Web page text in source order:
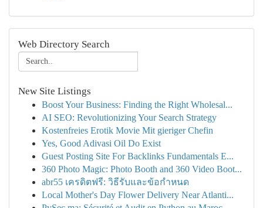
Web Directory Search
New Site Listings
Boost Your Business: Finding the Right Wholesal...
AI SEO: Revolutionizing Your Search Strategy
Kostenfreies Erotik Movie Mit gieriger Chefin
Yes, Good Adivasi Oil Do Exist
Guest Posting Site For Backlinks Fundamentals E...
360 Photo Magic: Photo Booth and 360 Video Boot...
abr55 เครดิตฟรี: วิธีรับและข้อกำหนด
Local Mother's Day Flower Delivery Near Atlanti...